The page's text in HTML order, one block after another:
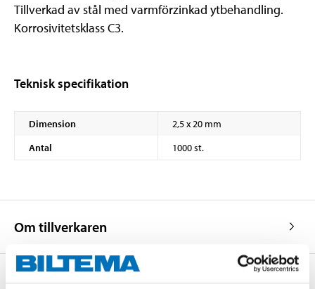
Tillverkad av stål med varmförzinkad ytbehandling.
Korrosivitetsklass C3.
Teknisk specifikation
Dimension
2,5 x 20 mm
Antal
1000 st.
Om tillverkaren